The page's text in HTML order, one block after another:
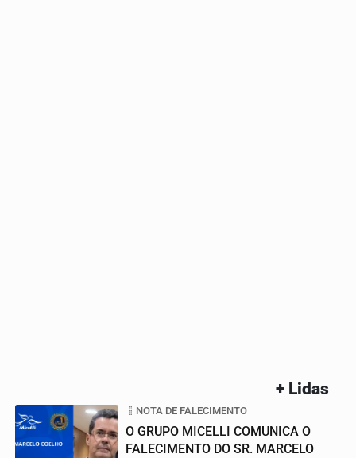
+ Lidas
NOTA DE FALECIMENTO
O GRUPO MICELLI COMUNICA O
FALECIMENTO DO SR. MARCELO